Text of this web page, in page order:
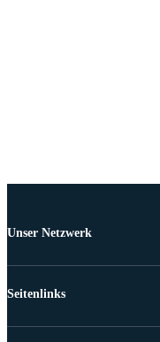
Unser Netzwerk
Seitenlinks